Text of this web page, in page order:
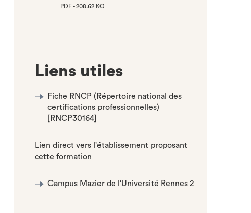
PDF - 208.62 KO
Liens utiles
Fiche RNCP (Répertoire national des
certifications professionnelles)
[RNCP30164]
Lien direct vers l'établissement proposant
cette formation
Campus Mazier de l'Université Rennes 2